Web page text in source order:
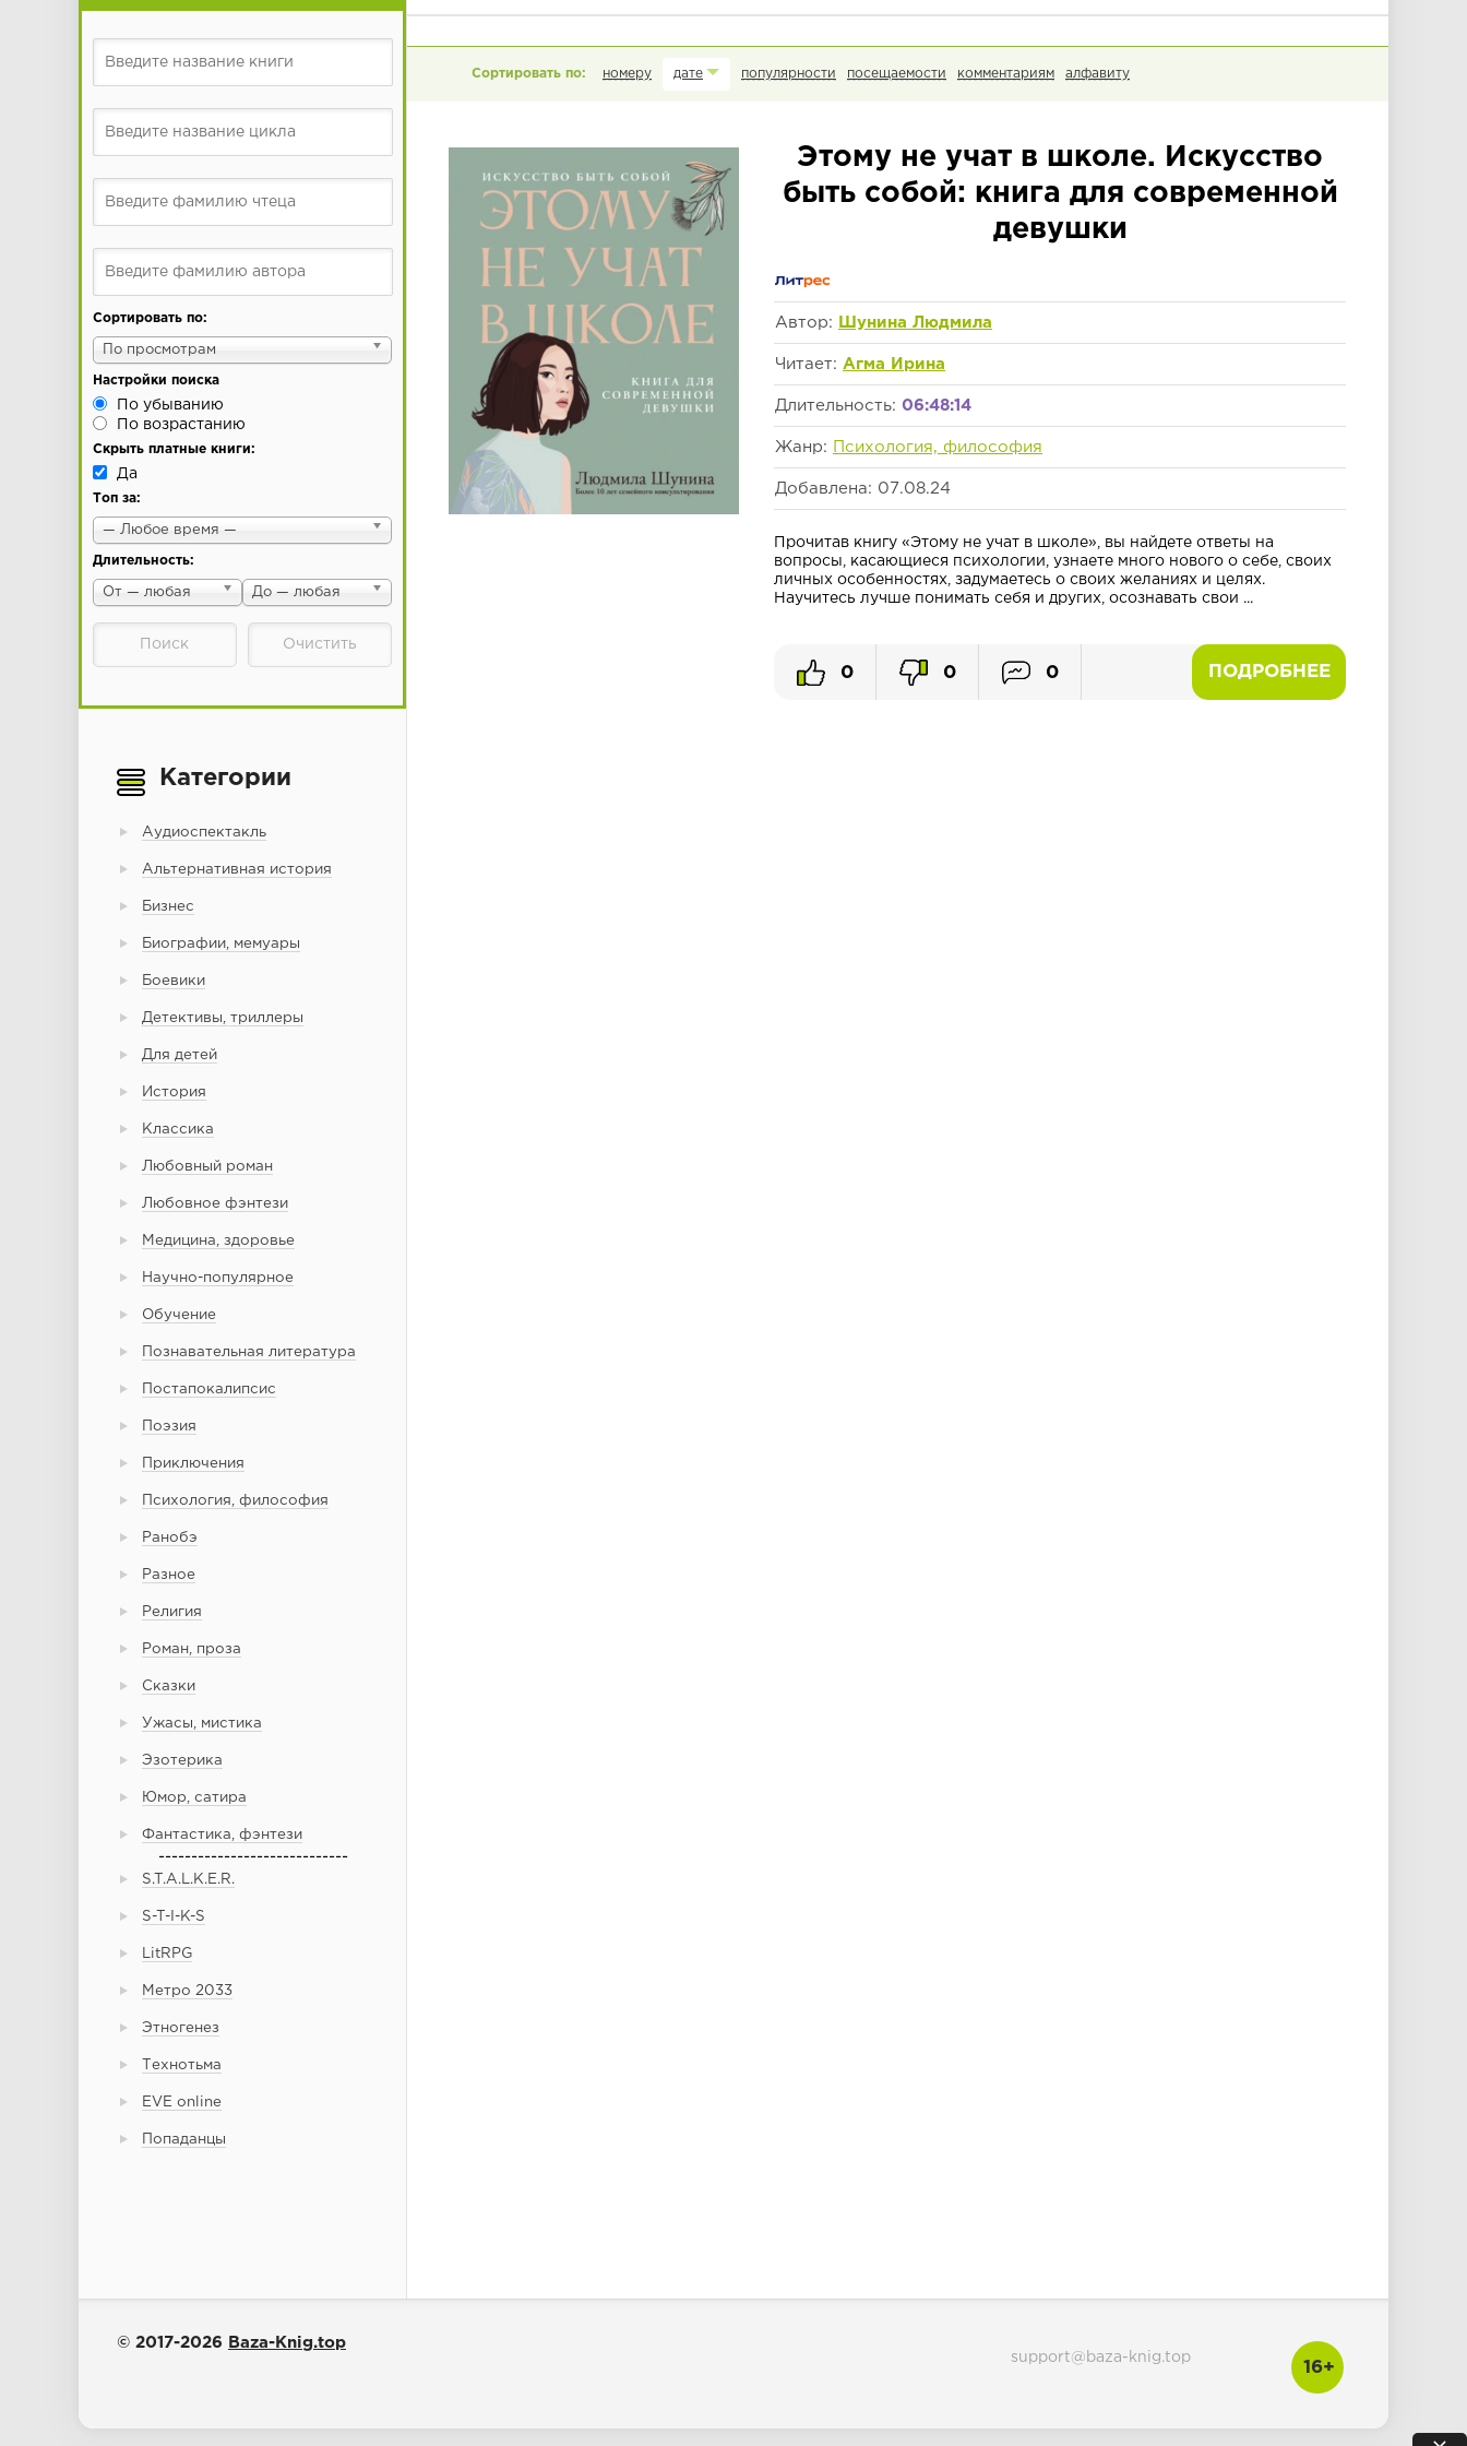
Сортировать по:
По просмотрам
Настройки поиска
По убыванию
По возрастанию
Скрыть платные книги:
Да
Топ за:
— Любое время —
Длительность:
От — любая До — любая
Категории
Аудиоспектакль
Альтернативная история
Бизнес
Биографии, мемуары
Боевики
Детективы, триллеры
Для детей
История
Классика
Любовный роман
Любовное фэнтези
Медицина, здоровье
Научно-популярное
Обучение
Познавательная литература
Постапокалипсис
Поэзия
Приключения
Психология, философия
Ранобэ
Разное
Религия
Роман, проза
Сказки
Ужасы, мистика
Эзотерика
Юмор, сатира
Фантастика, фэнтези
-----------------------------
S.T.A.L.K.E.R.
S-T-I-K-S
LitRPG
Метро 2033
Этногенез
Технотьма
EVE online
Попаданцы
номеру дате популярности посещаемости комментариям алфавиту
Этому не учат в школе. Искусство
быть собой: книга для современной
девушки
Автор: Шунина Людмила
Читает: Агма Ирина
Длительность: 06:48:14
Жанр: Психология, философия
Добавлена: 07.08.24
Прочитав книгу «Этому не учат в школе», вы найдете ответы на
вопросы, касающиеся психологии, узнаете много нового о себе, своих
личных особенностях, задумаетесь о своих желаниях и целях.
Научитесь лучше понимать себя и других, осознавать свои ...
ПОДРОБНЕЕ
0 0 0
© 2017-2026 Baza-Knig.top
16+
support@baza-knig.top